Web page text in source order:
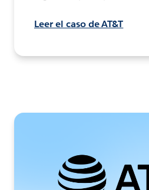
Leer el caso de AT&T